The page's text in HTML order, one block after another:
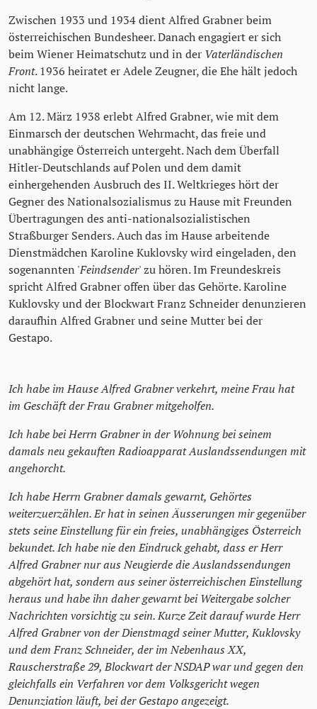
Zwischen 1933 und 1934 dient Alfred Grabner beim
österreichischen Bundesheer. Danach engagiert er sich
beim Wiener Heimatschutz und in der Vaterländischen
Front. 1936 heiratet er Adele Zeugner, die Ehe hält jedoch
nicht lange.
Am 12. März 1938 erlebt Alfred Grabner, wie mit dem
Einmarsch der deutschen Wehrmacht, das freie und
unabhängige Österreich untergeht. Nach dem Überfall
Hitler-Deutschlands auf Polen und dem damit
einhergehenden Ausbruch des II. Weltkrieges hört der
Gegner des Nationalsozialismus zu Hause mit Freunden
Übertragungen des anti-nationalsozialistischen
Straßburger Senders. Auch das im Hause arbeitende
Dienstmädchen Karoline Kuklovsky wird eingeladen, den
sogenannten 'Feindsender' zu hören. Im Freundeskreis
spricht Alfred Grabner offen über das Gehörte. Karoline
Kuklovsky und der Blockwart Franz Schneider denunzieren
daraufhin Alfred Grabner und seine Mutter bei der
Gestapo.
Ich habe im Hause Alfred Grabner verkehrt, meine Frau hat
im Geschäft der Frau Grabner mitgeholfen.
Ich habe bei Herrn Grabner in der Wohnung bei seinem
damals neu gekauften Radioapparat Auslandssendungen mit
angehorcht.
Ich habe Herrn Grabner damals gewarnt, Gehörtes
weiterzuerzählen. Er hat in seinen Äusserungen mir gegenüber
stets seine Einstellung für ein freies, unabhängiges Österreich
bekundet. Ich habe nie den Eindruck gehabt, dass er Herr
Alfred Grabner nur aus Neugierde die Auslandssendungen
abgehört hat, sondern aus seiner österreichischen Einstellung
heraus und habe ihn daher gewarnt bei Weitergabe solcher
Nachrichten vorsichtig zu sein. Kurze Zeit darauf wurde Herr
Alfred Grabner von der Dienstmagd seiner Mutter, Kuklovsky
und dem Franz Schneider, der im Nebenhaus XX,
Rauscherstraße 29, Blockwart der NSDAP war und gegen den
gleichfalls ein Verfahren vor dem Volksgericht wegen
Denunziation läuft, bei der Gestapo angezeigt.